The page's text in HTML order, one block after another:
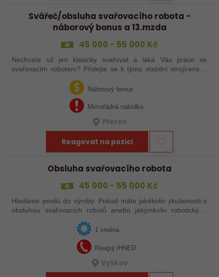
Svářeč/obsluha svařovacího robota -
náborový bonus a 13.mzda
45 000 - 55 000 Kč
Nechcete už jen klasicky svařovat a láká Vás práce se
svařovacím robotem? Přidejte se k týmu stabilní strojírenské
společnosti v Hranicích a využijte své zkušenosti se
svařováním v moderní výrobě.…
Náborový bonus
Mimořádná nabídka
Přerov
Reagovat na pozici
Obsluha svařovacího robota
45 000 - 55 000 Kč
Hledáme posilu do výroby. Pokud máte jakékoliv zkušenosti s
obsluhou svařovacích robotů anebo jakýmkoliv robotickým,
1 směna
Reaguj IHNED
Vyškov